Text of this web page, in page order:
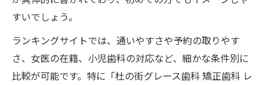
すいでしょう。
ランキングサイトでは、通いやすさや予約の取りやす
さ、女医の在籍、小児歯科の対応など、細かな条件別に
比較が可能です。特に「杜の街グレース歯科 矯正歯科 レ